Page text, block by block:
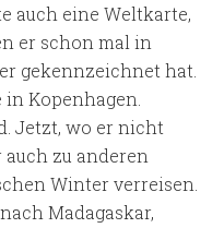
auch eine Weltkarte,
er schon mal in
gekennzeichnet hat.
Kopenhagen.
Jetzt, wo er nicht
zu anderen
Winter verreisen.
Madagaskar,